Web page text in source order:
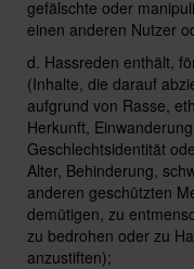
gefälschte oder
einen anderen Nutzer
d. Hassreden enthält,
(Inhalte, die darauf
aufgrund von Rasse,
Herkunft,
Geschlechtsidentität
Alter, Behinderung,
anderen geschützten
demütigen, zu
zu bedrohen oder zu
anzustiften);